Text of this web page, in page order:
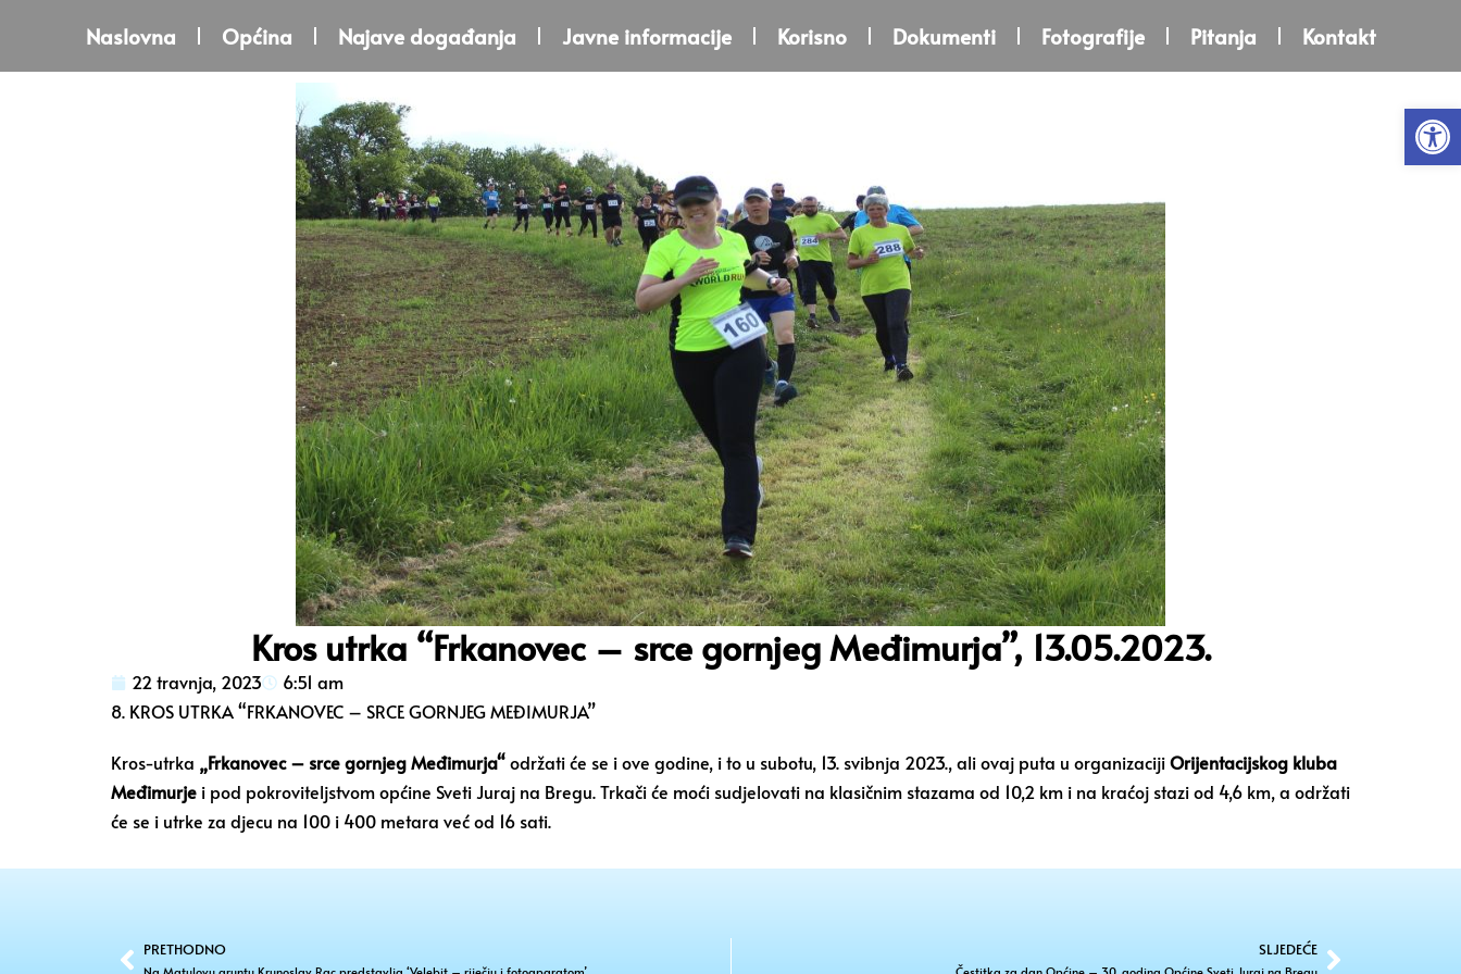
Naslovna Općina Najave događanja Javne informacije Korisno Dokumenti Fotografije Pitanja Kontakt
Kros utrka “Frkanovec – srce gornjeg Međimurja”, 13.05.2023.
22 travnja, 2023
6:51 am
8. KROS UTRKA “FRKANOVEC – SRCE GORNJEG MEĐIMURJA”
Kros-utrka „Frkanovec – srce gornjeg Međimurja“održati će se i ove godine, i to u subotu, 13. svibnja 2023., ali ovaj puta u organizacijiOrijentacijskog kluba
Međimurje i pod pokroviteljstvom općine Sveti Juraj na Bregu. Trkači će moći sudjelovati na klasičnim stazama od 10,2 km i na kraćoj stazi od 4,6 km, a održati
će se i utrke za djecu na 100 i 400 metara već od 16 sati.
PRETHODNO SLJEDEĆE